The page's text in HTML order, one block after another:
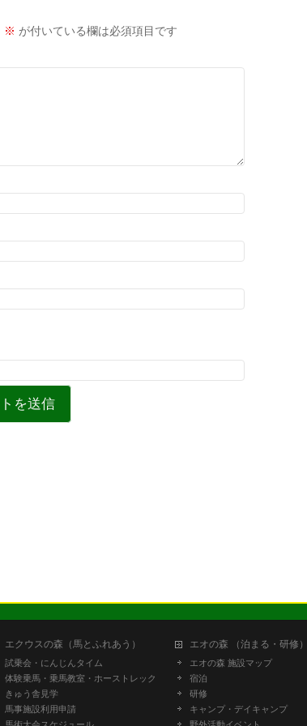
※ が付いている欄は必須項目です
エクウスの森（馬とふれあう）
試乗会・にんじんタイム
体験乗馬・乗馬教室・ホーストレック
きゅう舎見学
馬事施設利用申請
エオの森 （泊まる・研修）
エオの森 施設マップ
宿泊
研修
キャンプ・デイキャンプ